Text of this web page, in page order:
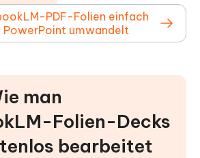
PDF-Folien einfach
PowerPoint umwandelt
man
Folien-Decks
bearbeitet